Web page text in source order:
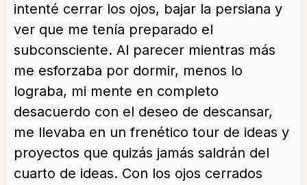
intenté cerrar los ojos, bajar la persiana y
ver que me tenía preparado el
subconsciente. Al parecer mientras más
me esforzaba por dormir, menos lo
lograba, mi mente en completo
desacuerdo con el deseo de descansar,
me llevaba en un frenético tour de ideas y
proyectos que quizás jamás saldrán del
cuarto de ideas. Con los ojos cerrados